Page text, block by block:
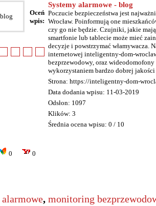
Oceń
wpis:
Systemy alarmowe - blog
Poczucie bezpieczeństwa jest
Wrocław. Poinformują one
czy go nie będzie. Czujniki, jakie
smartfonie lub tablecie może mieć
decyzje i powstrzymać włamywacza.
internetowej inteligentny-dom-
bezprzewodowy, oraz
wykorzystaniem bardzo dobrej jakości
Strona: https://inteligentny-dom-
Data dodania wpisu: 11-03-2019
Odsłon: 1097
Klików: 3
Średnia ocena wpisu: 0 / 10
0 0
, monitoring